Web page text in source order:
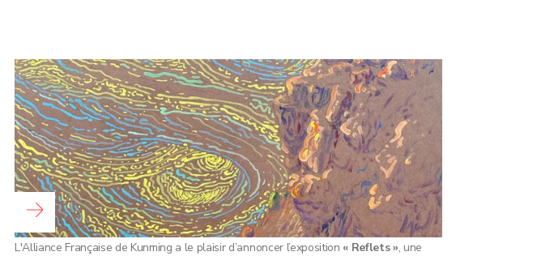
L'Alliance Française de Kunming a le plaisir d’annoncer l’exposition « Reflets », une